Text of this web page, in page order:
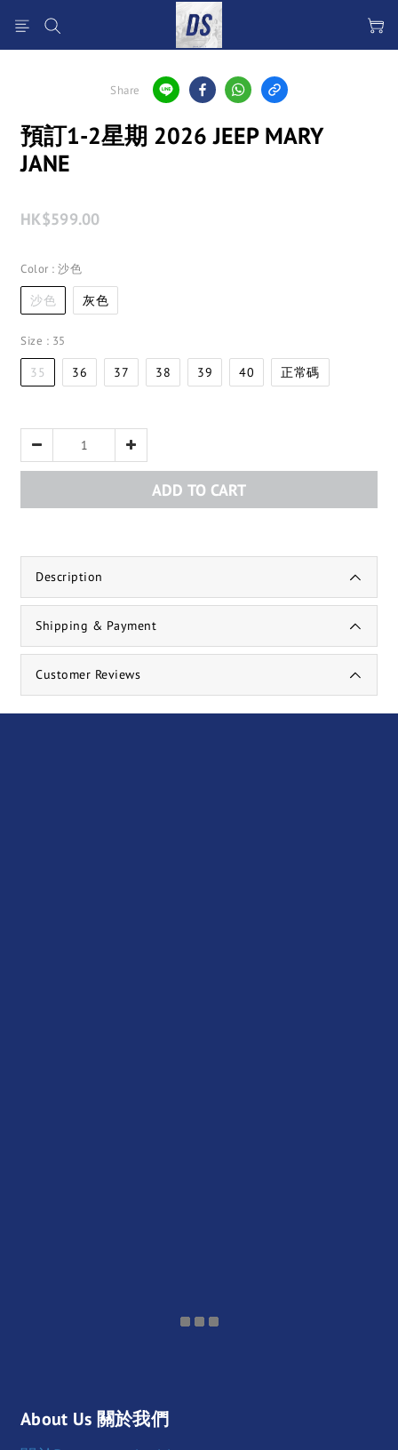
Share
預訂1-2星期 2026 JEEP MARY
JANE
HK$599.00
Color : 沙色
沙色 灰色
Size : 35
35 36 37 38 39 40 正常碼
ADD TO CART
Description
Shipping & Payment
Customer Reviews
About Us 關於我們